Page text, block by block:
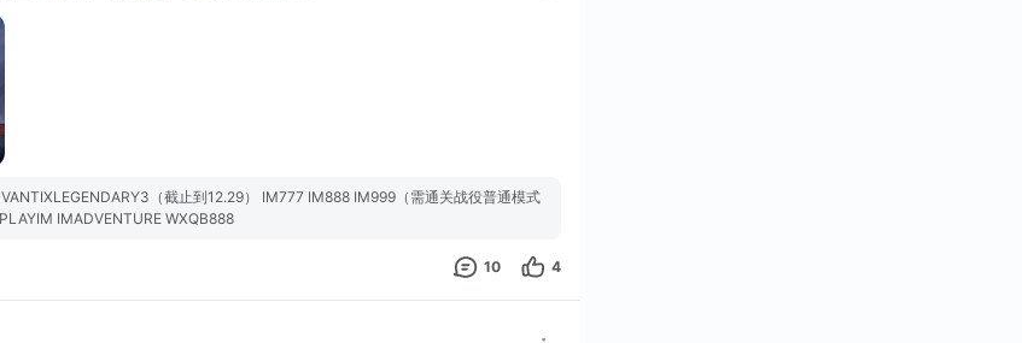
下~
）
（截止到12.29） IM777 IM888 IM999（需通关战役普通模式
IMADVENTURE WXQB888
10 4